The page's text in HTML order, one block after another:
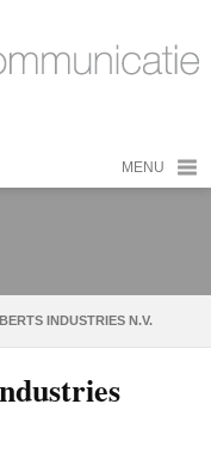
MENU
INDUSTRIES N.V.